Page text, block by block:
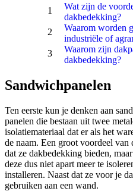
Wat zijn de
dakbedekking?
Waarom worden
industriële of
Waarom zijn
dakbedekking?
Sandwichpanelen
Ten eerste kun je denken aan
panelen die bestaan uit twee
isolatiemateriaal dat er als het
de naam. Een groot voordeel van
dat ze dakbedekking bieden,
deze dus niet apart meer te
installeren. Naast dat ze voor je
gebruiken aan een wand.